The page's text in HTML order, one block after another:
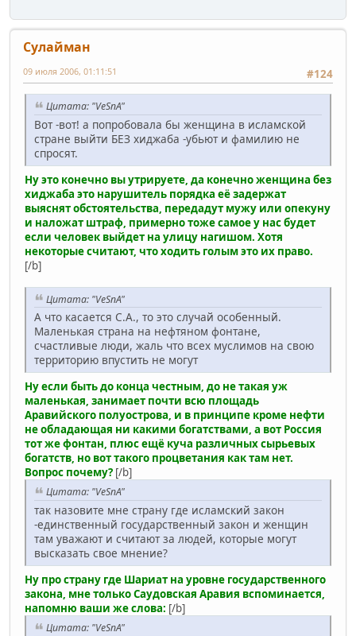
Сулайман
#124
09 июля 2006, 01:11:51
Цитата: "VeSnA"
Вот -вот! а попробовала бы женщина в исламской
стране выйти БЕЗ хиджаба -убьют и фамилию не
спросят.
Ну это конечно вы утрируете, да конечно женщина без
хиджаба это нарушитель порядка её задержат
выяснят обстоятельства, передадут мужу или опекуну
и наложат штраф, примерно тоже самое у нас будет
если человек выйдет на улицу нагишом. Хотя
некоторые считают, что ходить голым это их право.
[/b]
Цитата: "VeSnA"
А что касается С.А., то это случай особенный.
Маленькая страна на нефтяном фонтане,
счастливые люди, жаль что всех муслимов на свою
территорию впустить не могут
Ну если быть до конца честным, до не такая уж
маленькая, занимает почти всю площадь
Аравийского полуострова, и в принципе кроме нефти
не обладающая ни какими богатствами, а вот Россия
тот же фонтан, плюс ещё куча различных сырьевых
богатств, но вот такого процветания как там нет.
Вопрос почему? [/b]
Цитата: "VeSnA"
так назовите мне страну где исламский закон
-единственный государственный закон и женщин
там уважают и считают за людей, которые могут
высказать свое мнение?
Ну про страну где Шариат на уровне государственного
закона, мне только Саудовская Аравия вспоминается,
напомню ваши же слова: [/b]
Цитата: "VeSnA"